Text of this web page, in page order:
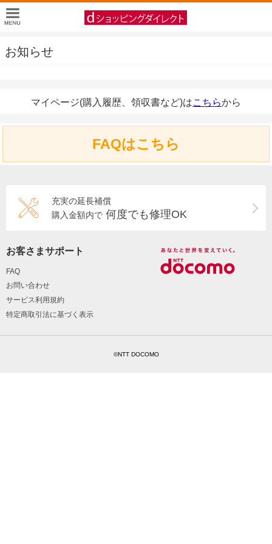
お知らせ
マイページ(購入履歴、領収書など)はこちらから
FAQはこちら
充実の延長補償
購入金額内で 何度でも修理OK
お客さまサポート
FAQ
お問い合わせ
サービス利用規約
特定商取引法に基づく表示
©NTT DOCOMO